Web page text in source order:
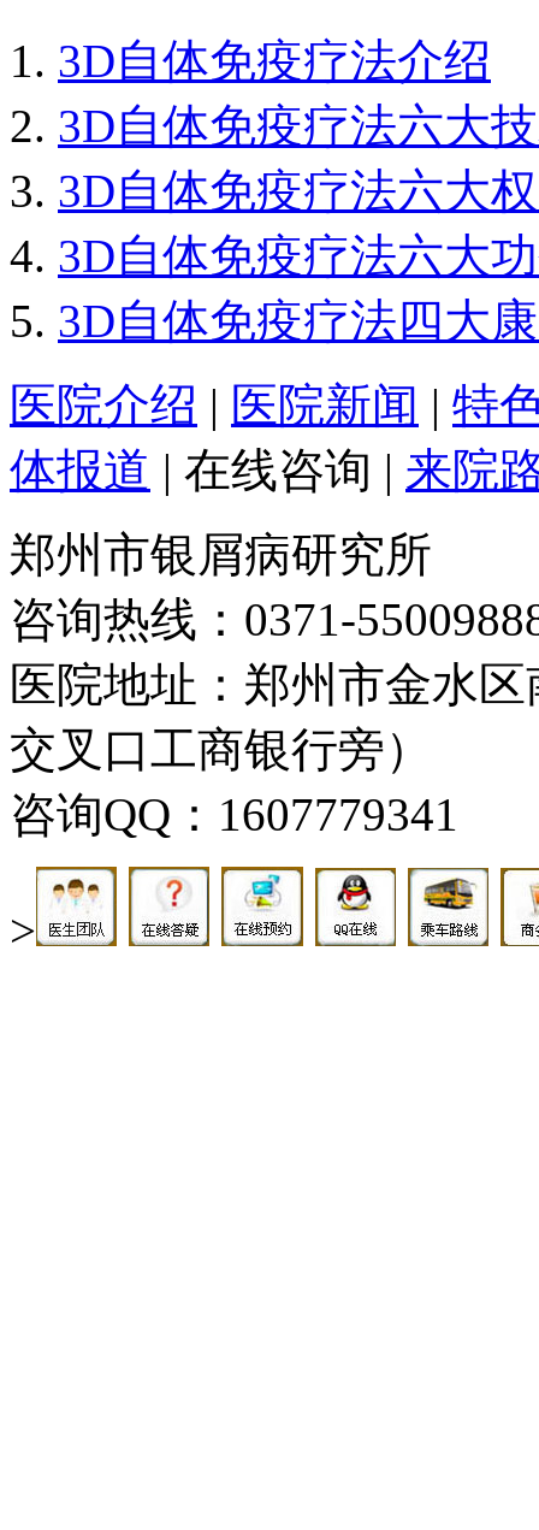
3D自体免疫疗法介绍
3D自体免疫疗法六大
3D自体免疫疗法六大
3D自体免疫疗法六大
3D自体免疫疗法四大
医院介绍 | 医院新闻 | 特
体报道 | 在线咨询 | 来院
郑州市银屑病研究所
咨询热线：0371-
医院地址：郑州市金水
交叉口工商银行旁）
咨询QQ：1607779341
>